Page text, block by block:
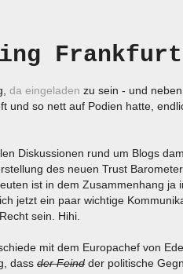
Frankfurt
da eingeladen zu sein - und
und so nett auf Podien hatte,
Diskussionen rund um Blogs
des neuen Trust
ist in dem Zusammenhang ja
jetzt ein paar wichtige
sein. Hihi.
mit dem Europachef von
dass der Feind der politische